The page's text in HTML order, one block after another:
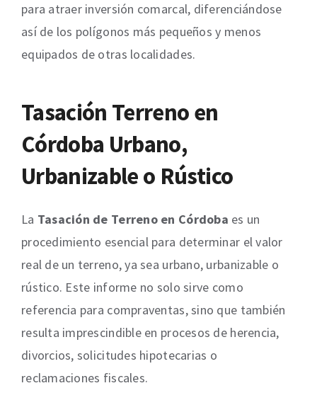
para atraer inversión comarcal, diferenciándose
así de los polígonos más pequeños y menos
equipados de otras localidades.
Tasación Terreno en
Córdoba Urbano,
Urbanizable o Rústico
La Tasación de Terreno en Córdoba es un
procedimiento esencial para determinar el valor
real de un terreno, ya sea urbano, urbanizable o
rústico. Este informe no solo sirve como
referencia para compraventas, sino que también
resulta imprescindible en procesos de herencia,
divorcios, solicitudes hipotecarias o
reclamaciones fiscales.